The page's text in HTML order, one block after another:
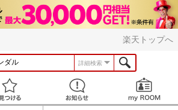
楽天トップへ
詳細検索
見つける お知らせ